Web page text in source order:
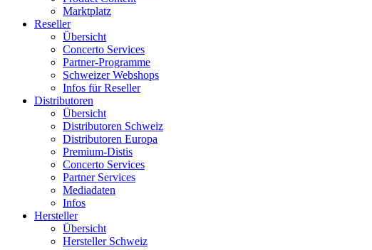
Marktplatz
Reseller
Übersicht
Concerto Services
Partner-Programme
Schweizer Webshops
Infos für Reseller
Distributoren
Übersicht
Distributoren Schweiz
Distributoren Europa
Premium-Distis
Concerto Services
Partner Services
Mediadaten
Infos
Hersteller
Übersicht
Hersteller Schweiz